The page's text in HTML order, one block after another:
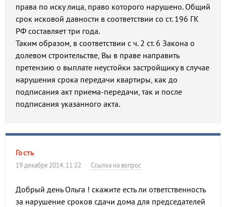
права по иску лица, право которого нарушено. Общий
срок исковой давности в соответствии со ст. 196 ГК
РФ составляет три года.
Таким образом, в соответствии с ч. 2 ст. 6 Закона о
долевом строительстве, Вы в праве направить
претензию о выплате неустойки застройщику в случае
нарушения срока передачи квартиры, как до
подписания акт приема-передачи, так и после
подписания указанного акта.
Гость
19 декабря 2014, 11:22 Ссылка на вопрос
Добрый день Ольга ! скажите есть ли ответственность
за нарушение сроков сдачи дома для председателей